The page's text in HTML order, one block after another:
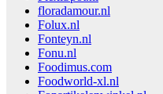
floradamour.nl
Folux.nl
Fonteyn.nl
Fonu.nl
Foodimus.com
Foodworld-xl.nl